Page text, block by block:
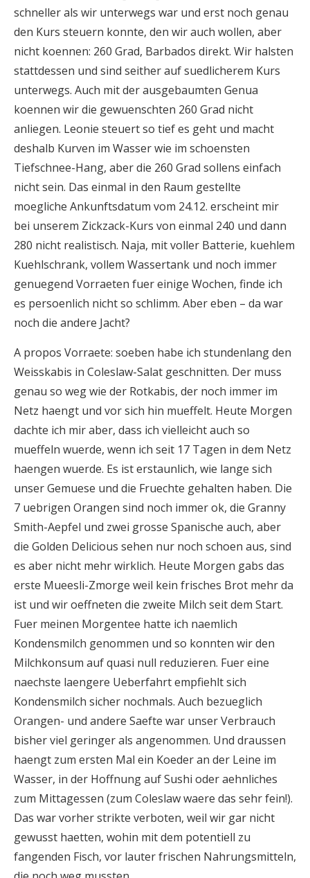
schneller als wir unterwegs war und erst noch genau
den Kurs steuern konnte, den wir auch wollen, aber
nicht koennen: 260 Grad, Barbados direkt. Wir halsten
stattdessen und sind seither auf suedlicherem Kurs
unterwegs. Auch mit der ausgebaumten Genua
koennen wir die gewuenschten 260 Grad nicht
anliegen. Leonie steuert so tief es geht und macht
deshalb Kurven im Wasser wie im schoensten
Tiefschnee-Hang, aber die 260 Grad sollens einfach
nicht sein. Das einmal in den Raum gestellte
moegliche Ankunftsdatum vom 24.12. erscheint mir
bei unserem Zickzack-Kurs von einmal 240 und dann
280 nicht realistisch. Naja, mit voller Batterie, kuehlem
Kuehlschrank, vollem Wassertank und noch immer
genuegend Vorraeten fuer einige Wochen, finde ich
es persoenlich nicht so schlimm. Aber eben – da war
noch die andere Jacht?
A propos Vorraete: soeben habe ich stundenlang den
Weisskabis in Coleslaw-Salat geschnitten. Der muss
genau so weg wie der Rotkabis, der noch immer im
Netz haengt und vor sich hin mueffelt. Heute Morgen
dachte ich mir aber, dass ich vielleicht auch so
mueffeln wuerde, wenn ich seit 17 Tagen in dem Netz
haengen wuerde. Es ist erstaunlich, wie lange sich
unser Gemuese und die Fruechte gehalten haben. Die
7 uebrigen Orangen sind noch immer ok, die Granny
Smith-Aepfel und zwei grosse Spanische auch, aber
die Golden Delicious sehen nur noch schoen aus, sind
es aber nicht mehr wirklich. Heute Morgen gabs das
erste Mueesli-Zmorge weil kein frisches Brot mehr da
ist und wir oeffneten die zweite Milch seit dem Start.
Fuer meinen Morgentee hatte ich naemlich
Kondensmilch genommen und so konnten wir den
Milchkonsum auf quasi null reduzieren. Fuer eine
naechste laengere Ueberfahrt empfiehlt sich
Kondensmilch sicher nochmals. Auch bezueglich
Orangen- und andere Saefte war unser Verbrauch
bisher viel geringer als angenommen. Und draussen
haengt zum ersten Mal ein Koeder an der Leine im
Wasser, in der Hoffnung auf Sushi oder aehnliches
zum Mittagessen (zum Coleslaw waere das sehr fein!).
Das war vorher strikte verboten, weil wir gar nicht
gewusst haetten, wohin mit dem potentiell zu
fangenden Fisch, vor lauter frischen Nahrungsmitteln,